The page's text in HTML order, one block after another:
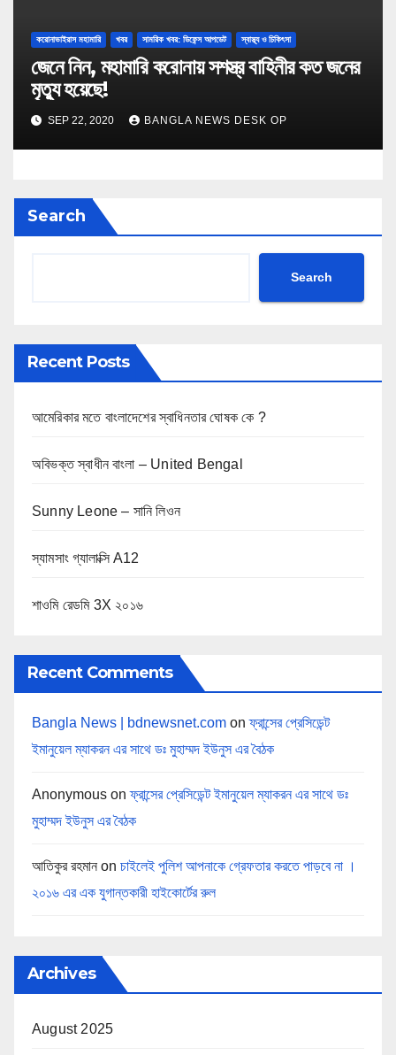
করোনাভাইরাস মহামারি খবর সামরিক খবর: ডিফেন্স আপডেট স্বাস্থ্য ও চিকিৎসা
জেনে নিন, মহামারি করোনায় সশস্ত্র বাহিনীর কত জনের
মৃত্যু হয়েছে!
SEP 22, 2020 BANGLA NEWS DESK OP
Search
Search
Recent Posts
আমেরিকার মতে বাংলাদেশের স্বাধিনতার ঘোষক কে ?
অবিভক্ত স্বাধীন বাংলা – United Bengal
Sunny Leone – সানি লিওন
স্যামসাং গ্যালাক্সি A12
শাওমি রেডমি 3X ২০১৬
Recent Comments
Bangla News | bdnewsnet.com onফ্রান্সের প্রেসিডেন্ট
ইমানুয়েল ম্যাকরন এর সাথে ডঃ মুহাম্মদ ইউনুস এর বৈঠক
Anonymous onফ্রান্সের প্রেসিডেন্ট ইমানুয়েল ম্যাকরন এর সাথে ডঃ
মুহাম্মদ ইউনুস এর বৈঠক
আতিকুর রহমান on চাইলেই পুলিশ আপনাকে গ্রেফতার করতে পাড়বে না ।
২০১৬ এর এক যুগান্তকারী হাইকোর্টের রুল
Archives
August 2025